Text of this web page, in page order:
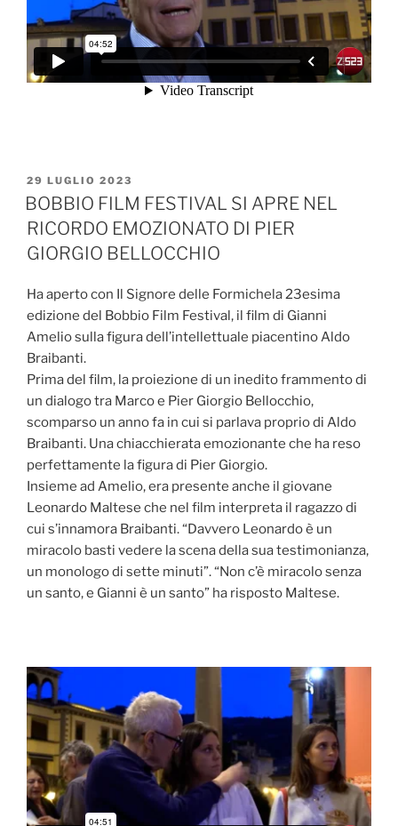
PUBBLICATO
IL
29 LUGLIO 2023
BOBBIO FILM FESTIVAL SI APRE NEL
RICORDO EMOZIONATO DI PIER
GIORGIO BELLOCCHIO
Ha aperto con Il Signore delle Formichela 23esima
edizione del Bobbio Film Festival, il film di Gianni
Amelio sulla figura dell’intellettuale piacentino Aldo
Braibanti.
Prima del film, la proiezione di un inedito frammento di
un dialogo tra Marco e Pier Giorgio Bellocchio,
scomparso un anno fa in cui si parlava proprio di Aldo
Braibanti. Una chiacchierata emozionante che ha reso
perfettamente la figura di Pier Giorgio.
Insieme ad Amelio, era presente anche il giovane
Leonardo Maltese che nel film interpreta il ragazzo di
cui s’innamora Braibanti. “Davvero Leonardo è un
miracolo basti vedere la scena della sua testimonianza,
un monologo di sette minuti”. “Non c’è miracolo senza
un santo, e Gianni è un santo” ha risposto Maltese.